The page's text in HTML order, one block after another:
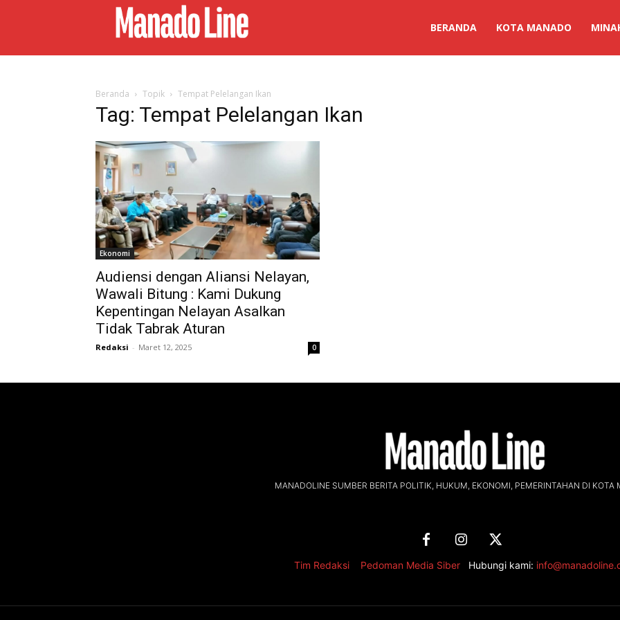
BERANDA KOTA MANADO
Beranda Topik Tempat Pelelangan Ikan
Tag: Tempat Pelelangan Ikan
Ekonomi
Audiensi dengan Aliansi Nelayan,
Wawali Bitung : Kami Dukung
Kepentingan Nelayan Asalkan
Tidak Tabrak Aturan
Redaksi - Maret 12, 2025 0
MANADOLINE SUMBER BERITA POLITIK, HUKUM, EKONOMI, PEMERINTAHAN DI KOTA
Tim Redaksi Pedoman Media Siber Hubungi kami: